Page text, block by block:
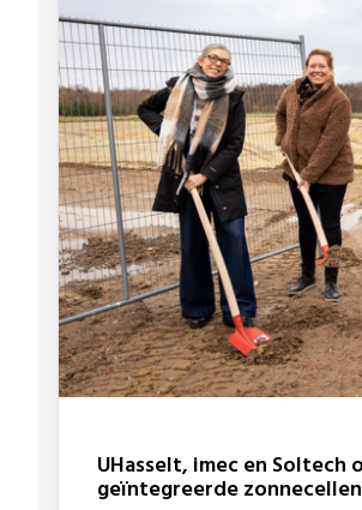
UHasselt, imec en Soltech openen testveld voor vrijstaande constructies met
geïntegreerde zonnecellen